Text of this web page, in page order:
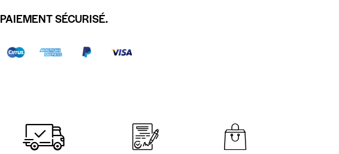
PAIEMENT SÉCURISÉ.